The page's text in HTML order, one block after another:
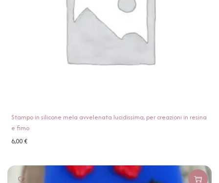
Stampo in silicone mela avvelenata lucidissima, per creazioni in resina
e fimo
6,00€